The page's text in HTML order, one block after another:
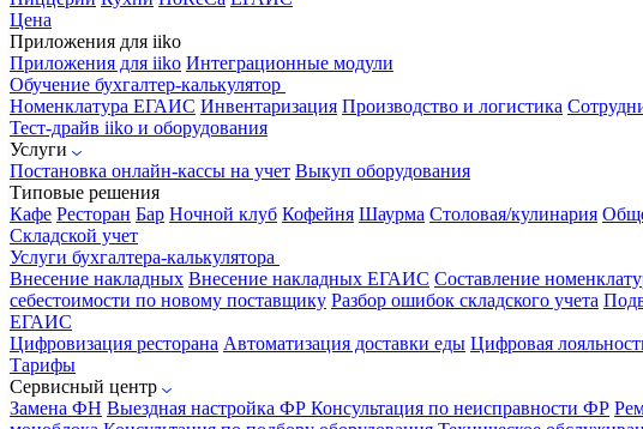
Цена
Приложения для iiko
Приложения для iiko Интеграционные модули
Обучение бухгалтер-калькулятор
Номенклатура ЕГАИС Инвентаризация Производство и логистика
Тест-драйв iiko и оборудования
Услуги
Постановка онлайн-кассы на учет Выкуп оборудования
Типовые решения
Кафе Ресторан Бар Ночной клуб Кофейня Шаурма Столовая/кулинария
Складской учет
Услуги бухгалтера-калькулятора
Внесение накладных Внесение накладных ЕГАИС Составление
себестоимости по новому поставщику Разбор ошибок складского учета
ЕГАИС
Цифровизация ресторана Автоматизация доставки еды Цифровая
Тарифы
Сервисный центр
Замена ФН Выездная настройка ФР Консультация по неисправности ФР